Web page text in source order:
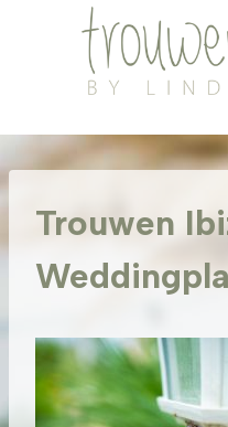
Trouwen